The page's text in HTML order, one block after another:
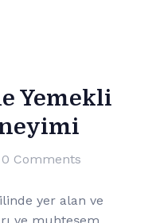
Yemekli
0 Comments
yer alan ve